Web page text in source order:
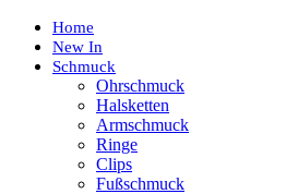
Home
New In
Schmuck
Ohrschmuck
Halsketten
Armschmuck
Ringe
Clips
Fußschmuck